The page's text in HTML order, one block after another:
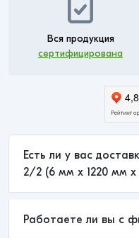
Вся продукция
сертифицирована
Есть ли у вас
2/2 (6 мм x 1220 мм
Работаете ли вы с